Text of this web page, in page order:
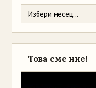
Това сме ние!